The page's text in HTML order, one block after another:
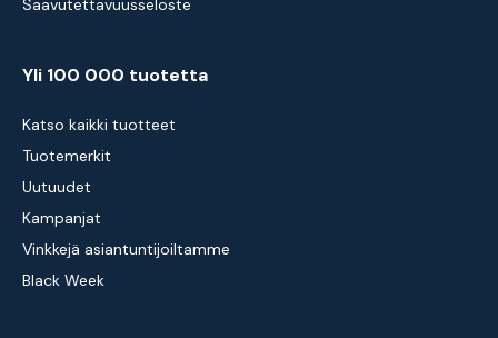
Saavutettavuusseloste
Yli 100 000 tuotetta
Katso kaikki tuotteet
Tuotemerkit
Uutuudet
Kampanjat
Vinkkejä asiantuntijoiltamme
Black Week